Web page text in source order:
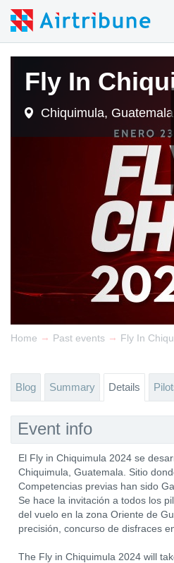
Fly In
Chiquimula, Guatemala
Home → Past events → Fly In
Blog Summary Details
Event info
El Fly in Chiquimula 2024 se
Chiquimula, Guatemala. Sitio
Competencias previas han sido
Se hace la invitación a todos los
del vuelo en la zona Oriente de
precisión, concurso de disfraces
The Fly in Chiquimula 2024 will